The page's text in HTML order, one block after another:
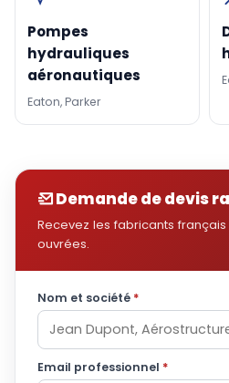
Pompes
hydrauliques
aéronautiques
Eaton, Parker
Demande de devis
Recevez les fabricants
ouvrées.
Nom et société *
Email professionnel *